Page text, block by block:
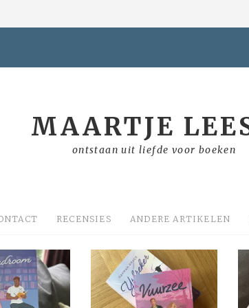
MAARTJE
ontstaan uit liefde voor boeken
RECENSIES ANDERE ARTIKELEN